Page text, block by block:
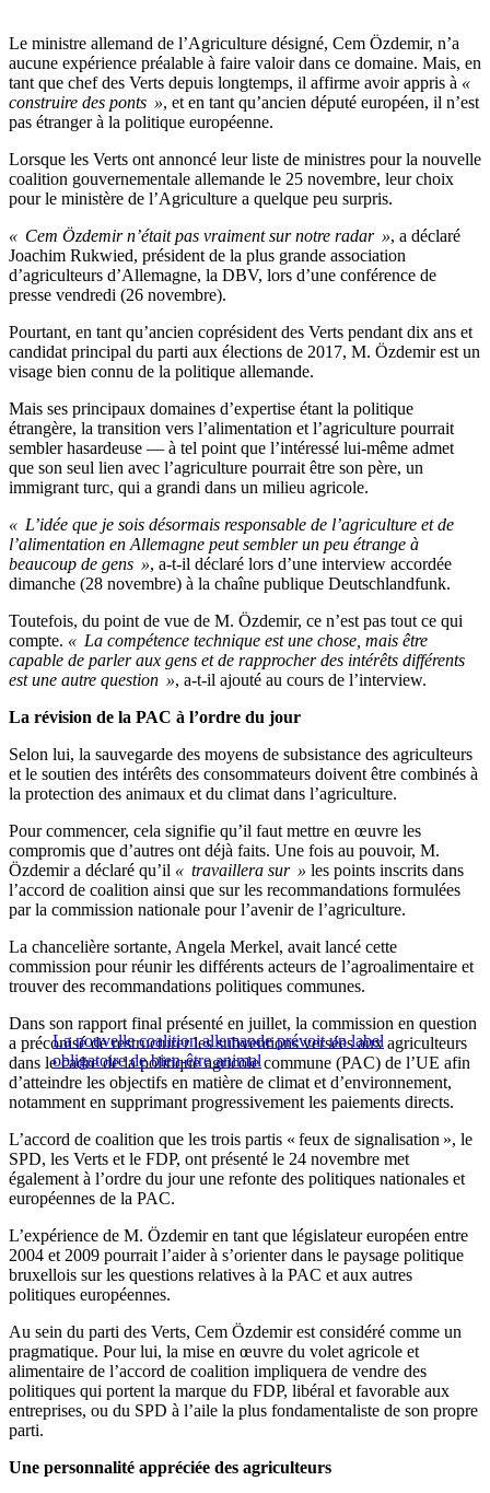
Le ministre allemand de l’Agriculture désigné, Cem Özdemir, n’a
aucune expérience préalable à faire valoir dans ce domaine. Mais, en
tant que chef des Verts depuis longtemps, il affirme avoir appris à «
construire des ponts », et en tant qu’ancien député européen, il n’est
pas étranger à la politique européenne.
Lorsque les Verts ont annoncé leur liste de ministres pour la nouvelle
coalition gouvernementale allemande le 25 novembre, leur choix
pour le ministère de l’Agriculture a quelque peu surpris.
« Cem Özdemir n’était pas vraiment sur notre radar », a déclaré
Joachim Rukwied, président de la plus grande association
d’agriculteurs d’Allemagne, la DBV, lors d’une conférence de
presse vendredi (26 novembre).
Pourtant, en tant qu’ancien coprésident des Verts pendant dix ans et
candidat principal du parti aux élections de 2017, M. Özdemir est un
visage bien connu de la politique allemande.
Mais ses principaux domaines d’expertise étant la politique
étrangère, la transition vers l’alimentation et l’agriculture pourrait
sembler hasardeuse — à tel point que l’intéressé lui-même admet
que son seul lien avec l’agriculture pourrait être son père, un
immigrant turc, qui a grandi dans un milieu agricole.
« L’idée que je sois désormais responsable de l’agriculture et de
l’alimentation en Allemagne peut sembler un peu étrange à
beaucoup de gens », a-t-il déclaré lors d’une interview accordée
dimanche (28 novembre) à la chaîne publique Deutschlandfunk.
Toutefois, du point de vue de M. Özdemir, ce n’est pas tout ce qui
compte. « La compétence technique est une chose, mais être
capable de parler aux gens et de rapprocher des intérêts différents
est une autre question », a-t-il ajouté au cours de l’interview.
La révision de la PAC à l’ordre du jour
Selon lui, la sauvegarde des moyens de subsistance des agriculteurs
et le soutien des intérêts des consommateurs doivent être combinés à
la protection des animaux et du climat dans l’agriculture.
Pour commencer, cela signifie qu’il faut mettre en œuvre les
compromis que d’autres ont déjà faits. Une fois au pouvoir, M.
Özdemir a déclaré qu’il « travaillera sur » les points inscrits dans
l’accord de coalition ainsi que sur les recommandations formulées
par la commission nationale pour l’avenir de l’agriculture.
La chancelière sortante, Angela Merkel, avait lancé cette
commission pour réunir les différents acteurs de l’agroalimentaire et
trouver des recommandations politiques communes.
La nouvelle coalition allemande prévoit un label
obligatoire de bien-être animal
Dans son rapport final présenté en juillet, la commission en question
a préconisé de restructurer les subventions versées aux agriculteurs
dans le cadre de la politique agricole commune (PAC) de l’UE afin
d’atteindre les objectifs en matière de climat et d’environnement,
notamment en supprimant progressivement les paiements directs.
L’accord de coalition que les trois partis « feux de signalisation », le
SPD, les Verts et le FDP, ont présenté le 24 novembre met
également à l’ordre du jour une refonte des politiques nationales et
européennes de la PAC.
L’expérience de M. Özdemir en tant que législateur européen entre
2004 et 2009 pourrait l’aider à s’orienter dans le paysage politique
bruxellois sur les questions relatives à la PAC et aux autres
politiques européennes.
Au sein du parti des Verts, Cem Özdemir est considéré comme un
pragmatique. Pour lui, la mise en œuvre du volet agricole et
alimentaire de l’accord de coalition impliquera de vendre des
politiques qui portent la marque du FDP, libéral et favorable aux
entreprises, ou du SPD à l’aile la plus fondamentaliste de son propre
parti.
Une personnalité appréciée des agriculteurs